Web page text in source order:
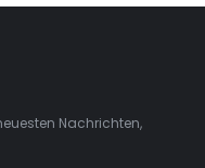
Nachrichten,